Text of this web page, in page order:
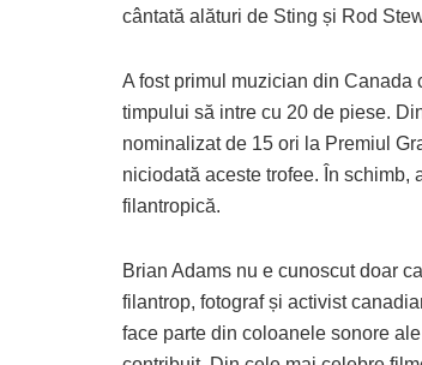
cântată alături de Sting și Rod
A fost primul muzician din Canada
timpului să intre cu 20 de piese.
nominalizat de 15 ori la Premiul
niciodată aceste trofee. În schimb,
filantropică.
Brian Adams nu e cunoscut doar
filantrop, fotograf și activist
face parte din coloanele sonore